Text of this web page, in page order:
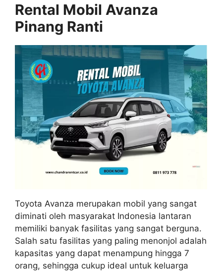
Rental Mobil Avanza
Pinang Ranti
Toyota Avanza merupakan mobil yang sangat
diminati oleh masyarakat Indonesia lantaran
memiliki banyak fasilitas yang sangat berguna.
Salah satu fasilitas yang paling menonjol adalah
kapasitas yang dapat menampung hingga 7
orang, sehingga cukup ideal untuk keluarga